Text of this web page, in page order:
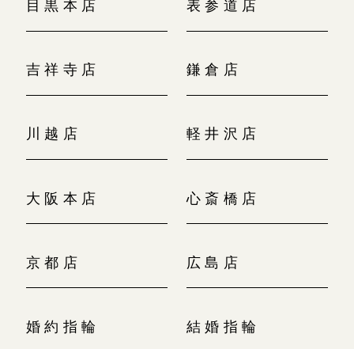
吉祥寺店 鎌倉店
川越店 軽井沢店
大阪本店 心斎橋店
京都店 広島店
婚約指輪 結婚指輪